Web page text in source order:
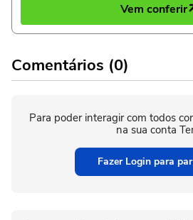
Vem conferir
Comentários (0)
Para poder interagir com todos
na sua conta
Fazer Login para